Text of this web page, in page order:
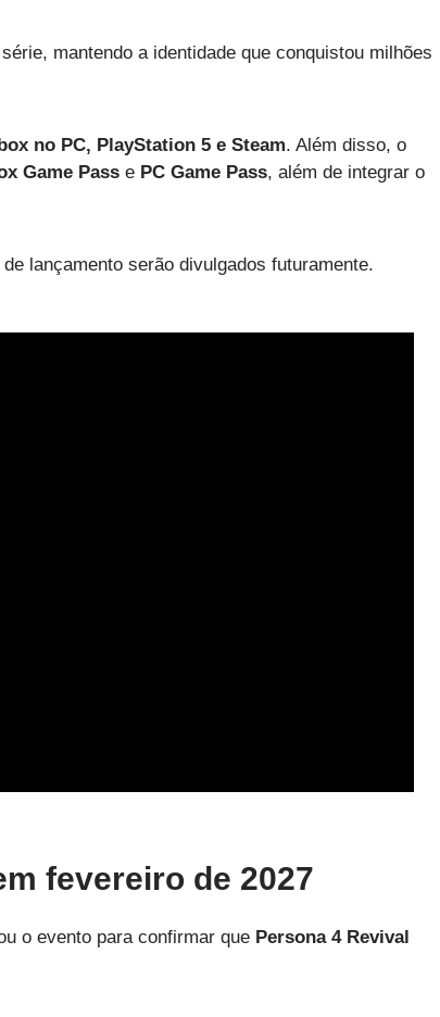
mantendo a identidade que conquistou milhões
no PC, PlayStation 5 e Steam. Além disso, o
Game Pass e PC Game Pass, além de integrar o
lançamento serão divulgados futuramente.
fevereiro de 2027
o evento para confirmar que Persona 4 Revival